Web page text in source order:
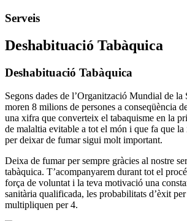
Serveis
Deshabituació Tabàquica
Deshabituació Tabàquica
Segons dades de l’Organització Mundial de la
moren 8 milions de persones a conseqüència
una xifra que converteix el tabaquisme en la
de malaltia evitable a tot el món i que fa que
per deixar de fumar sigui molt important.
Deixa de fumar per sempre gràcies al nostre
tabàquica. T’acompanyarem durant tot el
força de voluntat i la teva motivació una
sanitària qualificada, les probabilitats d’èxit
multipliquen per 4.